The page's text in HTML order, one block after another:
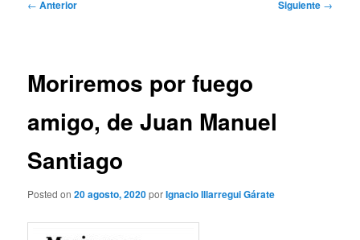
← Anterior Siguiente →
Moriremos por fuego
amigo, de Juan Manuel
Santiago
Posted on20 agosto, 2020porIgnacio Illarregui Gárate